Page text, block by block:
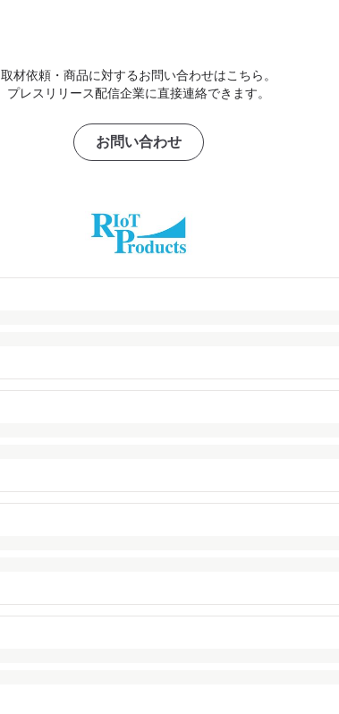
取材依頼・商品に対するお問い合わせはこちら。
プレスリリース配信企業に直接連絡できます。
お問い合わせ